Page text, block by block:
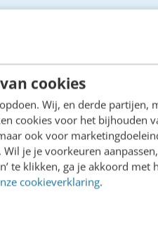
cookies
Wij, en derde partijen,
cookies voor het bijhouden
ook voor
je je voorkeuren
te klikken, ga je akkoord met
cookieverklaring.
van je